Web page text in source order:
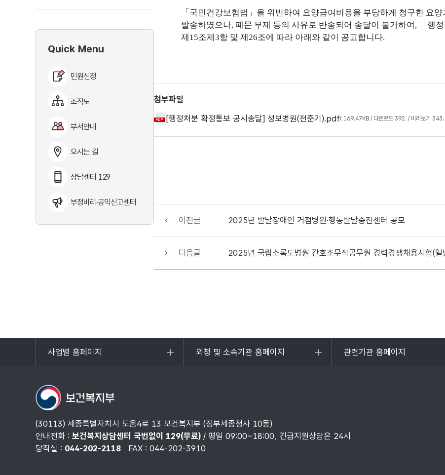
Quick Menu
민원신청
조직도
부서안내
오시는 길
상담센터 129
부정비리·공익신고센터
「 국민건강보험법 」 을 위반하여 요양급여비용을 부당하게 청구한 요
발송하였으나, 폐문 부재 등의 사유로 반송되어 송달이 불가하여 , 「 행
제 15조제3항 및 제26조에 따라 아래와 같이 공고합니다.
첨부파일
[행정처분 확정통보 공시송달] 성보병원(전준기).pdf( 169.47KB / 다운로드 392. / 미리보기 343.
이전글 2025년 발달장애인 거점병원·행동발달증진센터 공모
다음글 2025년 국립소록도병원 간호조무직공무원 경력경쟁채용시험(일
사업별 홈페이지
목록
외청 및 소속기관 홈페이지
목록
관련기관 홈페이지
목록
(30113) 세종특별자치시 도움4로 13 보건복지부 (정부세종청사 10동)
안내전화 : 보건복지상담센터 국번없이 129(무료) / 평일 09:00~18:00, 긴급지원상담은 24시
당직실 : 044-202-2118 FAX : 044-202-3910